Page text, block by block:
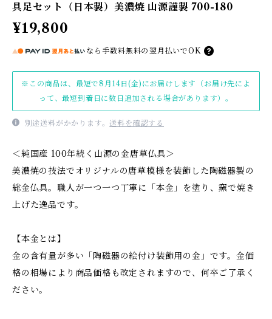
具足セット（日本製）美濃焼 山源謹製 700-180
¥19,800
なら 手数料無料の 翌月払いでOK
※この商品は、最短で8月14日(金)にお届けします（お届け先によ
って、最短到着日に数日追加される場合があります）。
別途送料がかかります。送料を確認する
＜純国産 100年続く山源の金唐草仏具＞
美濃焼の技法でオリジナルの唐草模様を装飾した陶磁器製の
総金仏具。職人が一つ一つ丁寧に「本金」を塗り、窯で焼き
上げた逸品です。
【本金とは】
金の含有量が多い「陶磁器の絵付け装飾用の金」です。金価
格の相場により商品価格も改定されますので、何卒ご了承く
ださい。